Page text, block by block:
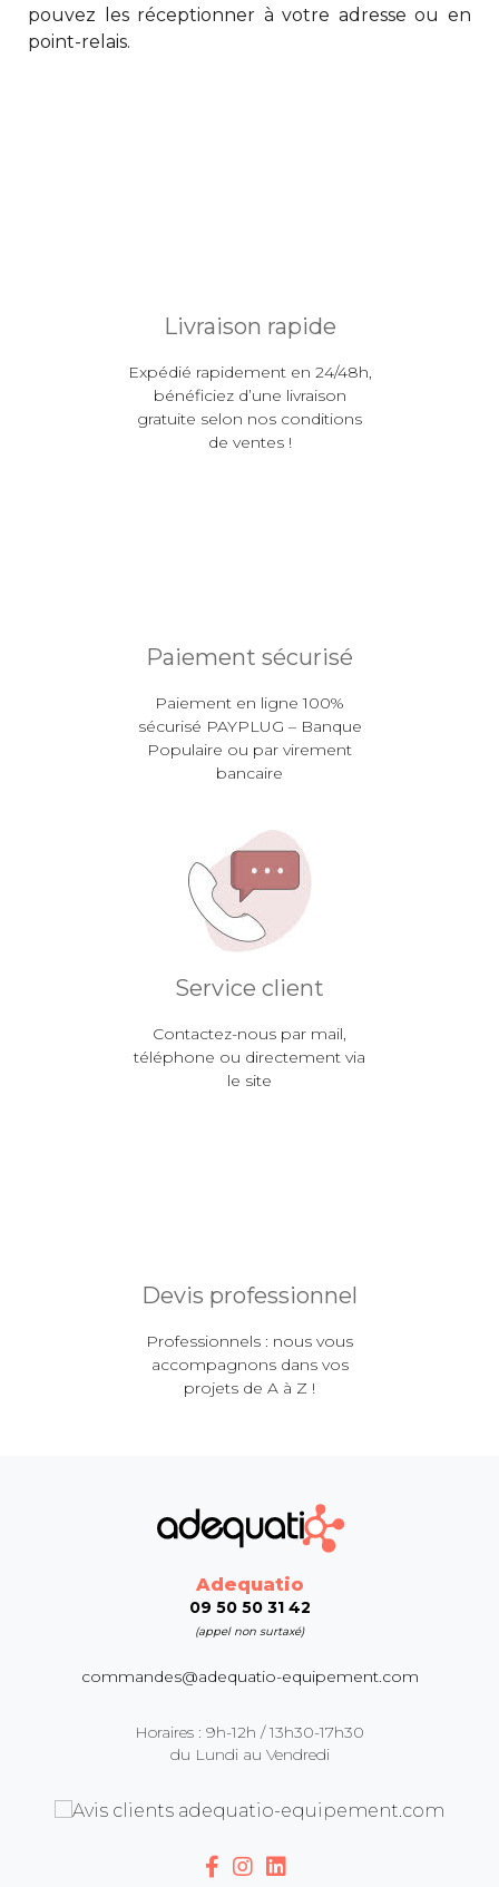
pouvez les réceptionner à votre adresse ou en
point-relais.
Livraison rapide
Expédié rapidement en 24/48h,
bénéficiez d’une livraison
gratuite selon nos conditions
de ventes !
Paiement sécurisé
Paiement en ligne 100%
sécurisé PAYPLUG – Banque
Populaire ou par virement
bancaire
Service client
Contactez-nous par mail,
téléphone ou directement via
le site
Devis professionnel
Professionnels : nous vous
accompagnons dans vos
projets de A à Z !
Adequatio
09 50 50 31 42
(appel non surtaxé)
commandes@adequatio-equipement.com
Horaires : 9h-12h / 13h30-17h30
du Lundi au Vendredi